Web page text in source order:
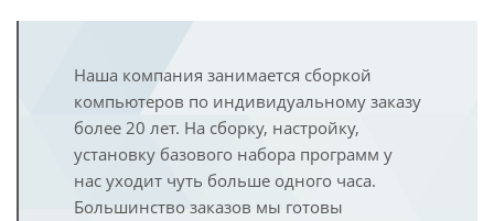
Наша компания занимается сборкой
компьютеров по индивидуальному заказу
более 20 лет. На сборку, настройку,
установку базового набора программ у
нас уходит чуть больше одного часа.
Большинство заказов мы готовы